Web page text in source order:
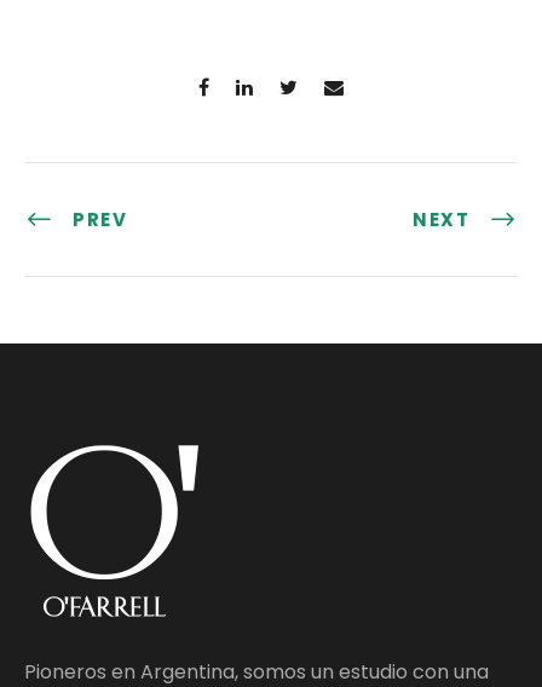
PREV NEXT
Pioneros en Argentina, somos un estudio con una